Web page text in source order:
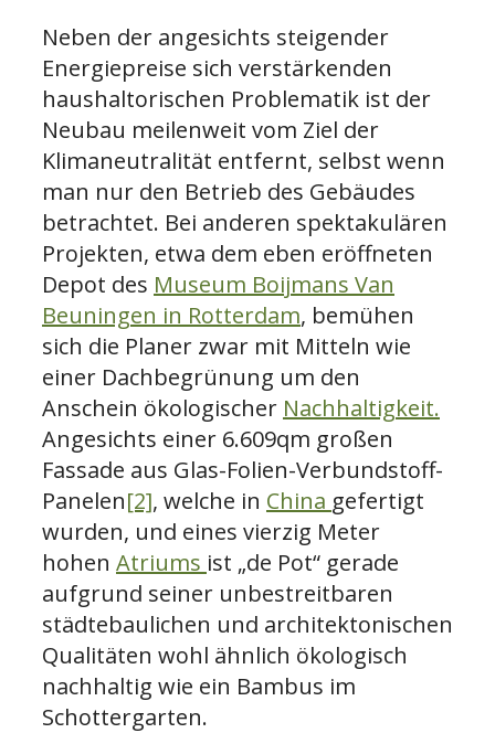
Neben der angesichts steigender
Energiepreise sich verstärkenden
haushaltorischen Problematik ist der
Neubau meilenweit vom Ziel der
Klimaneutralität entfernt, selbst wenn
man nur den Betrieb des Gebäudes
betrachtet. Bei anderen spektakulären
Projekten, etwa dem eben eröffneten
Depot des Museum Boijmans Van
Beuningen in Rotterdam, bemühen
sich die Planer zwar mit Mitteln wie
einer Dachbegrünung um den
Anschein ökologischer Nachhaltigkeit.
Angesichts einer 6.609qm großen
Fassade aus Glas-Folien-Verbundstoff-
Panelen[2], welche in China gefertigt
wurden, und eines vierzig Meter
hohen Atriums ist „de Pot“ gerade
aufgrund seiner unbestreitbaren
städtebaulichen und architektonischen
Qualitäten wohl ähnlich ökologisch
nachhaltig wie ein Bambus im
Schottergarten.